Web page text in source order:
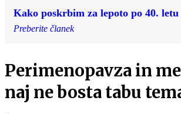
Kako poskrbim za lepoto po 40. letu
Preberite članek
Perimenopavza in
naj ne bosta tabu